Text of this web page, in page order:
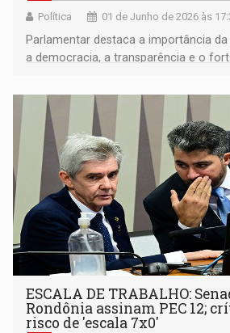
Política 01 de Junho de 2026 às
Parlamentar destaca a importância
a democracia, a transparência e o
ESCALA DE TRABALHO:
Rondônia assinam PEC 12;
risco de 'escala 7x0'